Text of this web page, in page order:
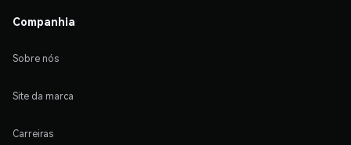
Companhia
Sobre nós
Site da marca
Carreiras